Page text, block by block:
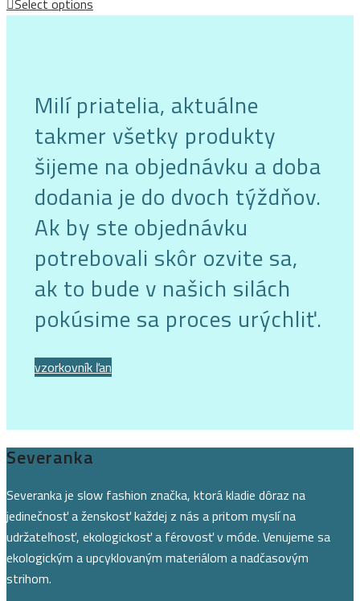
Milí priatelia, aktuálne
takmer všetky produkty
šijeme na objednávku a doba
dodania je do dvoch týždňov.
Ak by ste objednávku
potrebovali skôr ozvite sa,
ak to bude v našich silách
pokúsime sa proces urýchliť.
vzorkovník ľan
Severanka
Severanka je slow fashion značka, ktorá kladie dôraz na
jedinečnosť a ženskosť každej z nás a pritom myslí na
udržateľnosť, ekologickosť a férovosť v móde. Venujeme sa
ekologickým a upcyklovaným materiálom a nadčasovým
strihom.